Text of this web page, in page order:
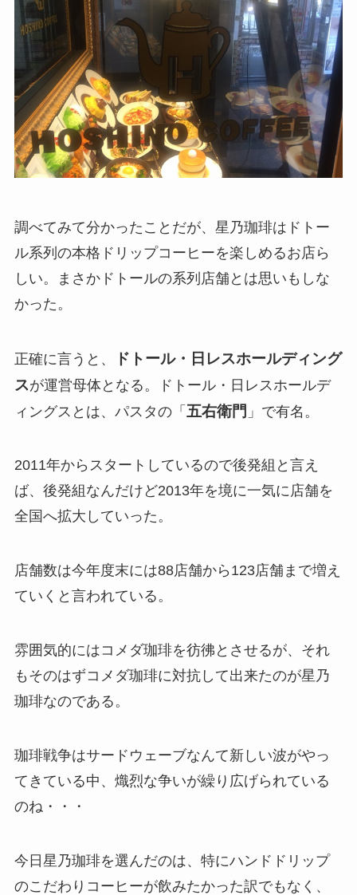
調べてみて分かったことだが、星乃珈琲はドトー
ル系列の本格ドリップコーヒーを楽しめるお店ら
しい。まさかドトールの系列店舗とは思いもしな
かった。
正確に言うと、
ドトール・日レスホールディング
スが運営母体となる。ドトール・日レスホールデ
ィングスとは、パスタの「 五右衛門 」で有名。
2011年からスタートしているので後発組と言え
ば、後発組なんだけど2013年を境に一気に店舗を
全国へ拡大していった。
店舗数は今年度末には88店舗から123店舗まで増え
ていくと言われている。
雰囲気的にはコメダ珈琲を彷彿とさせるが、それ
もそのはずコメダ珈琲に対抗して出来たのが星乃
珈琲なのである。
珈琲戦争はサードウェーブなんて新しい波がやっ
てきている中、熾烈な争いが繰り広げられている
のね・・・
今日星乃珈琲を選んだのは、特にハンドドリップ
のこだわりコーヒーが飲みたかった訳でもなく、